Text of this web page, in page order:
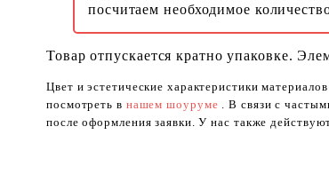
посчитаем необходимое
Товар отпускается кратно упаковке.
Цвет и эстетические характеристики
посмотреть в нашем шоуруме . В связи с
после оформления заявки. У нас также